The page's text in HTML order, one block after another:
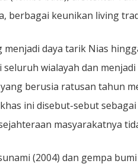
berbagai keunikan living
menjadi daya tarik Nias
seluruh wialayah dan
berusia ratusan tahun
ini disebut-sebut
masyarakatnya
(2004) dan gempa